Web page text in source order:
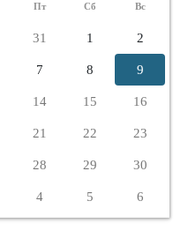
Пт Сб Вс
31 1 2
7 8 9
14 15 16
21 22 23
28 29 30
4 5 6